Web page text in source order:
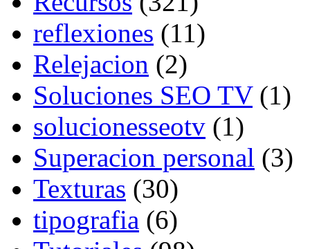
reflexiones (11)
Relejacion (2)
Soluciones SEO TV(1)
solucionesseotv (1)
Superacion personal (3)
Texturas (30)
tipografia (6)